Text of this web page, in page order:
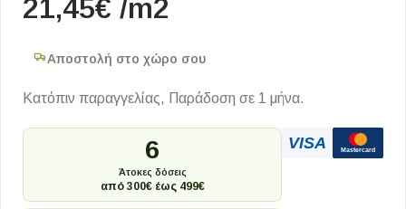
21,45€ /m2
Αποστολή στο χώρο σου
Κατόπιν παραγγελίας, Παράδοση σε 1 μήνα.
6
Άτοκες δόσεις
από 300€ έως 499€
VISA Mastercard